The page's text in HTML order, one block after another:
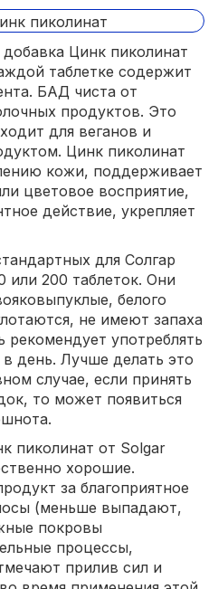
Цинк пиколинат
таблетке содержит
БАД чиста от
продуктов. Это
для веганов и
Цинк пиколинат
кожи, поддерживает
цветовое восприятие,
действие, укрепляет
для Солгар
или 200 таблеток. Они
белого
не имеют запаха
рекомендует употреблять
в день. Лучше делать это
случае, если принять
то может появиться
пиколинат от Solgar
хорошие.
за благоприятное
(меньше выпадают,
покровы
процессы,
прилив сил и